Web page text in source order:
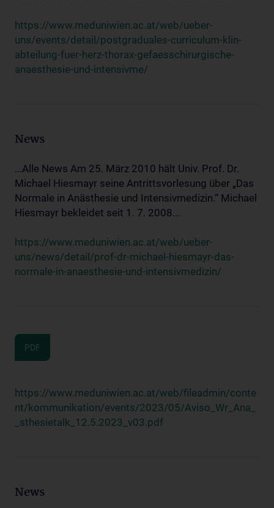
https://www.meduniwien.ac.at/web/ueber-
uns/events/detail/postgraduales-curriculum-klin-
abteilung-fuer-herz-thorax-gefaesschirurgische-
anaesthesie-und-intensivme/
News
...Alle News Am 25. März 2010 hält Univ. Prof. Dr.
Michael Hiesmayr seine Antrittsvorlesung über „Das
Normale in Anästhesie und Intensivmedizin.“ Michael
Hiesmayr bekleidet seit 1. 7. 2008...
https://www.meduniwien.ac.at/web/ueber-
uns/news/detail/prof-dr-michael-hiesmayr-das-
normale-in-anaesthesie-und-intensivmedizin/
PDF
https://www.meduniwien.ac.at/web/fileadmin/conte
nt/kommunikation/events/2023/05/Aviso_Wr_Ana_
_sthesietalk_12.5.2023_v03.pdf
News